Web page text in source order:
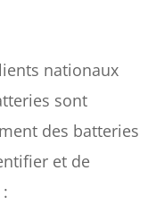
nationaux
sont
des batteries
et de